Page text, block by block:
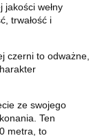
wełny
trwałość i
czerni to odważne,
ze swojego
Ten
metra, to